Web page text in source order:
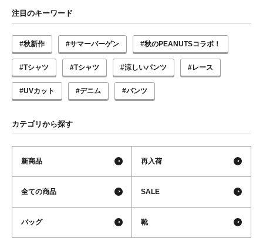
注目のキーワード
#秋新作 #サマーバーゲン #秋のPEANUTSコラボ！
#Tシャツ #Tシャツ #涼しいパンツ #レース
#UVカット #デニム #パンツ
カテゴリから探す
新商品 再入荷
全ての商品 SALE
バッグ 靴